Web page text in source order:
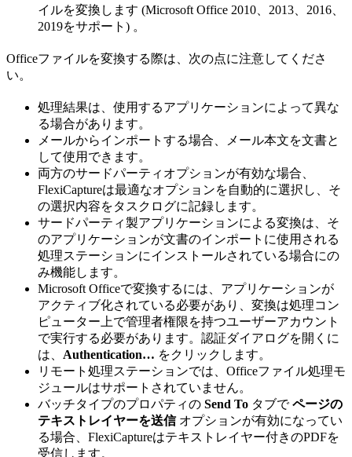
イルを変換します (Microsoft Office 2010、2013、2016、
2019をサポート) 。
Officeファイルを変換する際は、次の点に注意してくださ
い。
処理結果は、使用するアプリケーションによって異な
る場合があります。
メールからインポートする場合、メール本文を文書と
して使用できます。
両方のサードパーティオプションが有効な場合、
FlexiCaptureは最適なオプションを自動的に選択し、そ
の選択内容をタスクログに記録します。
サードパーティ製アプリケーションによる変換は、そ
のアプリケーションが文書のインポートに使用される
処理ステーションにインストールされている場合にの
み機能します。
Microsoft Officeで変換するには、アプリケーションが
アクティブ化されている必要があり、変換は処理コン
ピューター上で管理者権限を持つユーザーアカウント
で実行する必要があります。認証ダイアログを開くに
は、 Authentication… をクリックします。
リモート処理ステーションでは、Officeファイル処理モ
ジュールはサポートされていません。
バッチタイプのプロパティの Send To タブでページの
テキストレイヤーを送信オプションが有効になってい
る場合、FlexiCaptureはテキストレイヤー付きのPDFを
受信します。